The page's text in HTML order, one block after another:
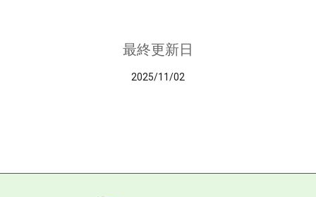
最終更新日
2025/11/02